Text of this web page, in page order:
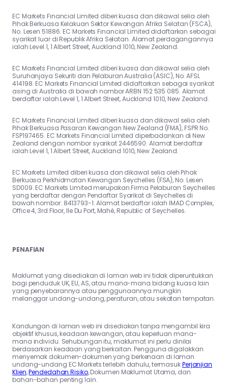
EC Markets Financial Limited diberi kuasa dan dikawal selia oleh
Pihak Berkuasa Kelakuan Sektor Kewangan Afrika Selatan (FSCA),
No. Lesen 51886. EC Markets Financial Limited didaftarkan sebagai
syarikat luar di Republik Afrika Selatan. Alamat perdagangannya
ialah Level 1, 1 Albert Street, Auckland 1010, New Zealand.
EC Markets Financial Limited diberi kuasa dan dikawal selia oleh
Suruhanjaya Sekuriti dan Pelaburan Australia (ASIC), No. AFSL
414198. EC Markets Financial Limited didaftarkan sebagai syarikat
asing di Australia di bawah nombor ARBN 152 535 085. Alamat
berdaftar ialah Level 1, 1 Albert Street, Auckland 1010, New Zealand.
EC Markets Financial Limited diberi kuasa dan dikawal selia oleh
Pihak Berkuasa Pasaran Kewangan New Zealand (FMA), FSPR No.
FSP197465. EC Markets Financial Limited diperbadankan di New
Zealand dengan nombor syarikat 2446590. Alamat berdaftar
ialah Level 1, 1 Albert Street, Auckland 1010, New Zealand.
EC Markets Limited diberi kuasa dan dikawal selia oleh Pihak
Berkuasa Perkhidmatan Kewangan Seychelles (FSA), No. Lesen
SD009. EC Markets Limited merupakan Firma Pelaburan Seychelles
yang berdaftar dengan Pendaftar Syarikat di Seychelles di
bawah nombor: 8413793-1. Alamat berdaftar ialah IMAD Complex,
Office 4, 3rd Floor, Ile Du Port, Mahé, Republic of Seychelles.
PENAFIAN
Maklumat yang disediakan di laman web ini tidak diperuntukkan
bagi penduduk UK, EU, AS, atau mana-mana bidang kuasa lain
yang penyebarannya atau penggunaannya mungkin
melanggar undang-undang, peraturan, atau sekatan tempatan.
Kandungan di laman web ini disediakan tanpa mengambil kira
objektif khusus, keadaan kewangan, atau keperluan mana-
mana individu. Sehubungan itu, maklumat ini perlu dinilai
berdasarkan keadaan yang berkaitan. Pengguna digalakkan
menyemak dokumen-dokumen yang berkenaan di laman
undang-undang EC Markets terlebih dahulu, termasukPerjanjian
Klien,Pendedahan Risiko, Dokumen Maklumat Utama, dan
bahan-bahan penting lain.